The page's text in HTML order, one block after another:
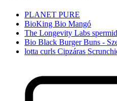
PLANET PURE
BioKing Bio Mangó
The Longevity Labs
Bio Black Burger Buns -
lotta curls Cipzáras